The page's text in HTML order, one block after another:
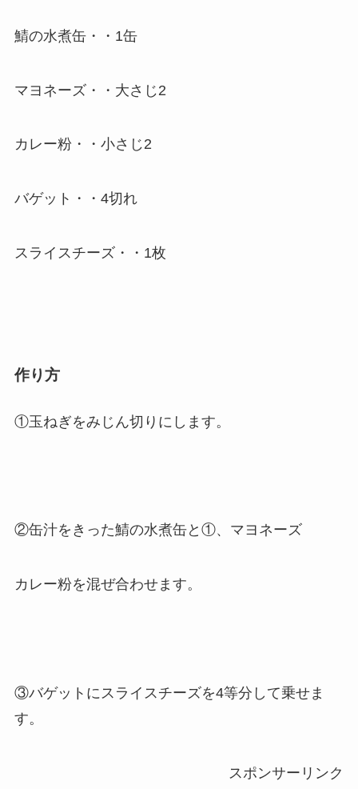
鯖の水煮缶・・1缶
マヨネーズ・・大さじ2
カレー粉・・小さじ2
バゲット・・4切れ
スライスチーズ・・1枚
作り方
①玉ねぎをみじん切りにします。
②缶汁をきった鯖の水煮缶と①、マヨネーズ
カレー粉を混ぜ合わせます。
③バゲットにスライスチーズを4等分して乗せま
す。
スポンサーリンク